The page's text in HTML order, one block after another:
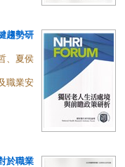
趨勢研
、夏侯
職業安
於職業